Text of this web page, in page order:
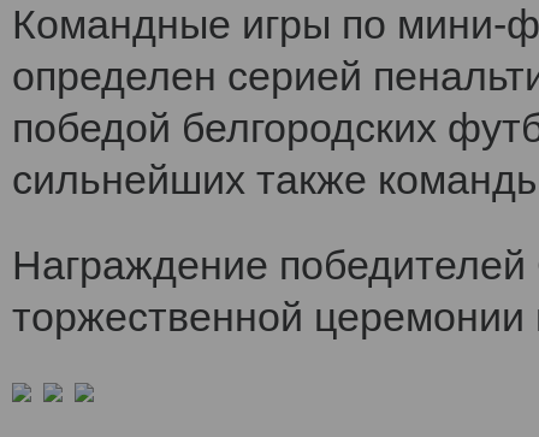
Командные игры по мини-
определен серией
победой белгородских
сильнейших также
Награждение
торжественной